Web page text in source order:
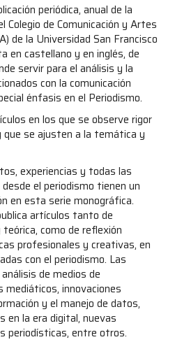
periódica, anual de la
Colegio de Comunicación y Artes
de la Universidad San Francisco
en castellano y en inglés, de
servir para el análisis y la
con la comunicación
énfasis en el Periodismo.
en los que se observe rigor
se ajusten a la temática y
experiencias y todas las
el periodismo tienen un
en esta serie monográfica.
artículos tanto de
como de reflexión
profesionales y creativas, en
con el periodismo. Las
de medios de
mediáticos, innovaciones
y el manejo de datos,
en la era digital, nuevas
periodísticas, entre otros.